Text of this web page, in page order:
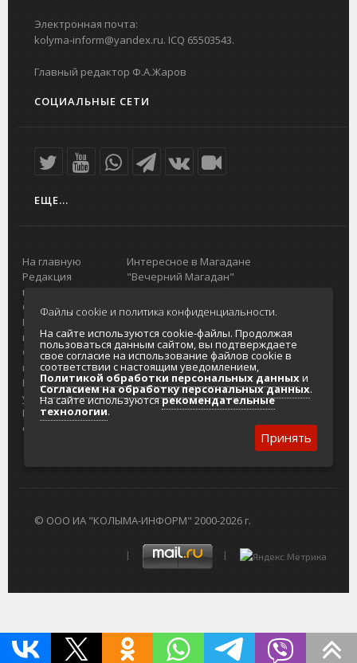
Электронная почта:
kolyma-inform@yandex.ru. ICQ 65503543.
Главный редактор Ф.А.Жаров
СОЦИАЛЬНЫЕ СЕТИ
ЕЩЕ...
На главную
Редакция
портала
О проекте
Реклама на
портале
Отзывы и
предложения
Интернет-
услуги
Разработка
сайтов
Интересное в Магадане
"Вечерний Магадан"
Городская доска объявлений
Главный туристический портал
Колымы
Политика в отношении обработки
персональных данных
Согласие на обработку персональных
данных
© ООО ИА "КОЛЫМА-ИНФОРМ" 2000-2026 г.
Файлы cookie и политика конфиденциальности.
На сайте используются cookie-файлы. Продолжая
пользоваться данным сайтом, вы подтверждаете
свое согласие на использование файлов cookie в
соответствии с настоящим уведомлением,
Политикой обработки персональных данныхи
Согласием на обработку персональных данных.
На сайте используютсярекомендательные
технологии.
Принять